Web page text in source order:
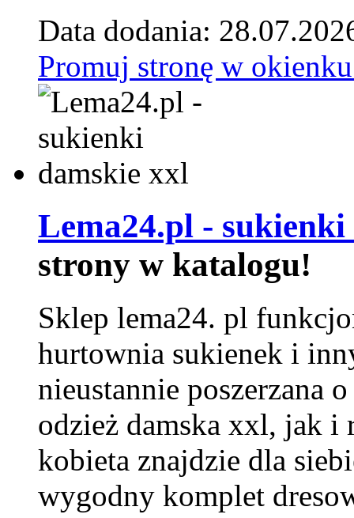
Data dodania:
Promuj stronę w
Lema24.pl -
strony w katalogu!
Sklep lema24. pl
hurtownia sukienek i
nieustannie poszerzana
odzież damska xxl, jak i
kobieta znajdzie dla
wygodny komplet